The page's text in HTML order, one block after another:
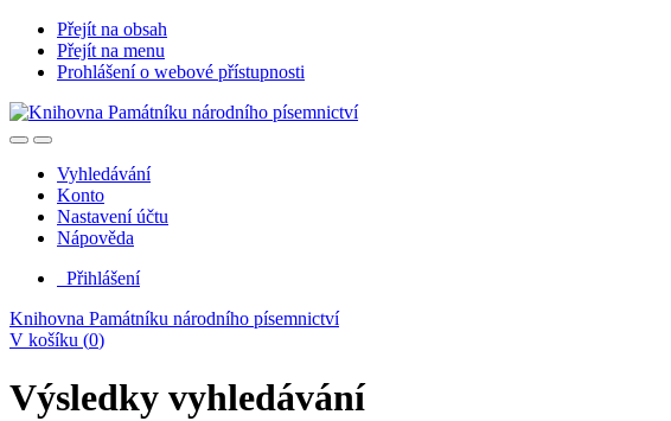
Přejít na obsah
Přejít na menu
Prohlášení o webové přístupnosti
Vyhledávání
Konto
Nastavení účtu
Nápověda
Přihlášení
Knihovna Památníku národního písemnictví
V košíku (0)
Výsledky vyhledávání